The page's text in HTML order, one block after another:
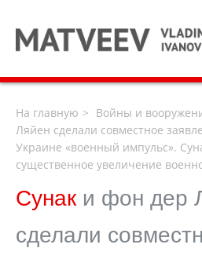
На главную Войны и
Ляйен сделали совместное
Украине «военный импульс».
существенное увеличение
Сунак и фон дер
сделали